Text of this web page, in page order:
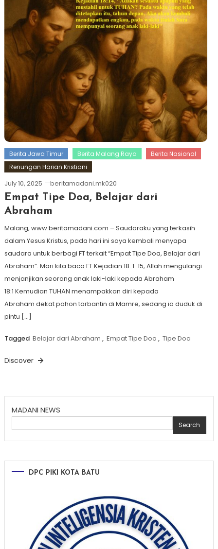
Berita Jawa Timur Berita Malang Raya
Berita Nasional
Renungan Harian Kristiani
July 10, 2025 beritamadani.mk020
Empat Tipe Doa, Belajar dari
Abraham
Malang, www.beritamadani.com – Saudaraku yang terkasih
dalam Yesus Kristus, pada hari ini saya kembali menyapa
saudara untuk berbagi FT terkait “Empat Tipe Doa, Belajar dari
Abraham”. Mari kita baca FT Kejadian 18: 1-15, Allah mengulangi
menjanjikan seorang anak laki-laki kepada Abraham
18:1 Kemudian TUHAN menampakkan diri kepada
Abraham dekat pohon tarbantin di Mamre, sedang ia duduk di
pintu […]
Tagged Belajar dari Abraham , Empat Tipe Doa , Tipe Doa
Discover
MADANI NEWS
Search
DPC PIKI KOTA BATU